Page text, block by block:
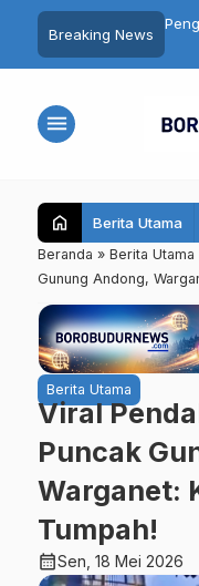
Breaking News
Magelang Masuk
Usai Santap MBG,
menu
home Berita Utama
Beranda » Berita Utama
Gunung Andong,
Berita Utama
Viral
Puncak
Warganet:
Tumpah!
calendar_monthSen, 18 Mei 2026